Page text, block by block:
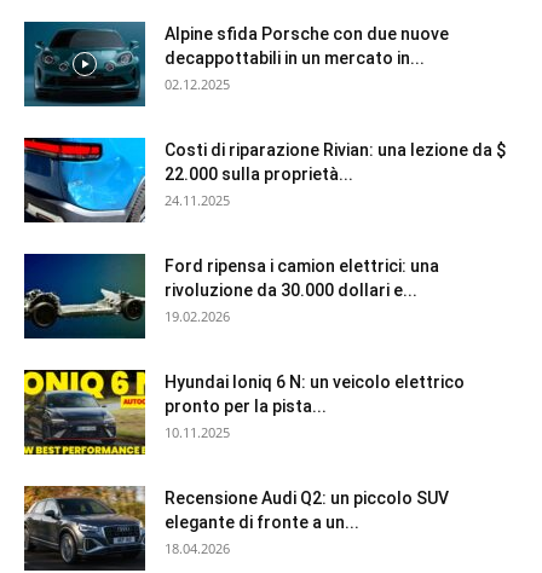
Alpine sfida Porsche con due nuove
decappottabili in un mercato in...
02.12.2025
Costi di riparazione Rivian: una lezione da $
22.000 sulla proprietà...
24.11.2025
Ford ripensa i camion elettrici: una
rivoluzione da 30.000 dollari e...
19.02.2026
Hyundai Ioniq 6 N: un veicolo elettrico
pronto per la pista...
10.11.2025
Recensione Audi Q2: un piccolo SUV
elegante di fronte a un...
18.04.2026